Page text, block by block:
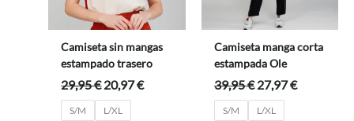
Camiseta sin mangas
estampado trasero
29,95€El
precio
original
20,97€El
S/M L/XL
Camiseta manga corta
estampada Ole
39,95€ El
precio
original
27,97€El
S/M L/XL